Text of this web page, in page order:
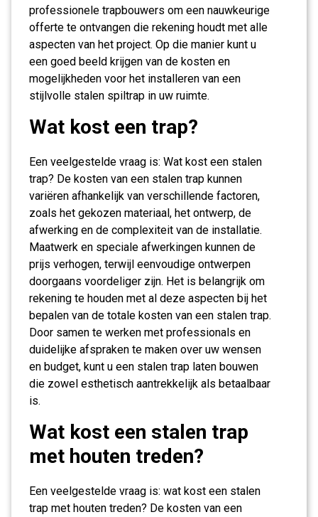
professionele trapbouwers om een nauwkeurige
offerte te ontvangen die rekening houdt met alle
aspecten van het project. Op die manier kunt u
een goed beeld krijgen van de kosten en
mogelijkheden voor het installeren van een
stijlvolle stalen spiltrap in uw ruimte.
Wat kost een trap?
Een veelgestelde vraag is: Wat kost een stalen
trap? De kosten van een stalen trap kunnen
variëren afhankelijk van verschillende factoren,
zoals het gekozen materiaal, het ontwerp, de
afwerking en de complexiteit van de installatie.
Maatwerk en speciale afwerkingen kunnen de
prijs verhogen, terwijl eenvoudige ontwerpen
doorgaans voordeliger zijn. Het is belangrijk om
rekening te houden met al deze aspecten bij het
bepalen van de totale kosten van een stalen trap.
Door samen te werken met professionals en
duidelijke afspraken te maken over uw wensen
en budget, kunt u een stalen trap laten bouwen
die zowel esthetisch aantrekkelijk als betaalbaar
is.
Wat kost een stalen trap
met houten treden?
Een veelgestelde vraag is: wat kost een stalen
trap met houten treden? De kosten van een